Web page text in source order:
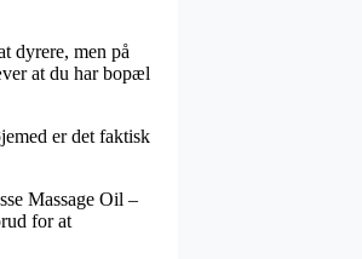
dyrere, men på
at du har bopæl
er det faktisk
Massage Oil –
for at